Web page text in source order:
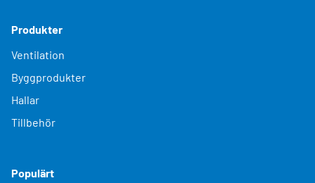
Produkter
Ventilation
Byggprodukter
Hallar
Tillbehör
Populärt